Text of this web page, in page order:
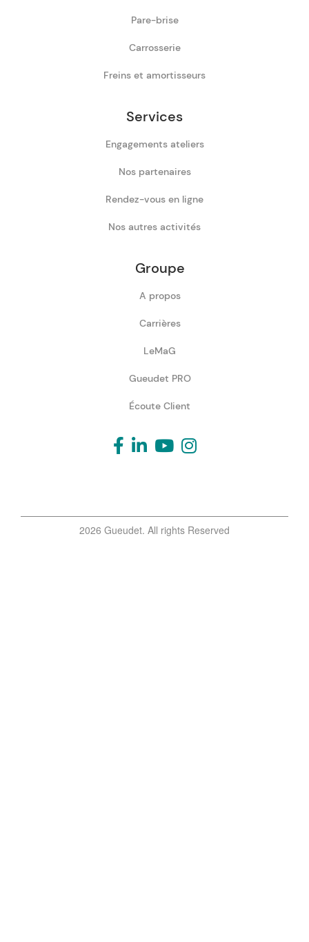
Pare-brise
Carrosserie
Freins et amortisseurs
Services
Engagements ateliers
Nos partenaires
Rendez-vous en ligne
Nos autres activités
Groupe
A propos
Carrières
LeMaG
Gueudet PRO
Écoute Client
2026 Gueudet. All rights Reserved